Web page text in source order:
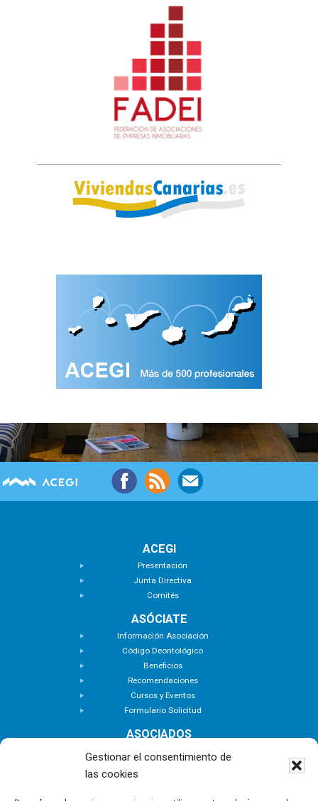
Gestionar el consentimiento de
las cookies
ACEGI
Presentación
Junta Directiva
Comités
ASÓCIATE
Información Asociación
Código Deontológico
Beneficios
Recomendaciones
Cursos y Eventos
Formulario Solicitud
ASOCIADOS
Buscar Asociados
Zona Privada